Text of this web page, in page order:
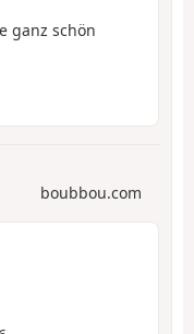
ganz schön
boubbou.com